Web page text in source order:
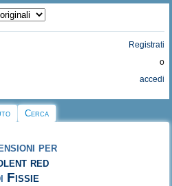
Registrati
o
accedi
Cerca
per
red
Fissie